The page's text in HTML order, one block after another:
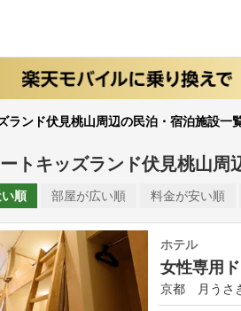
ランド伏見桃山周辺の民泊・宿泊施設一
トキッズランド伏見桃山周
順 部屋が広い順 料金が安い順
ホテル
女性専用
京都 月うさ